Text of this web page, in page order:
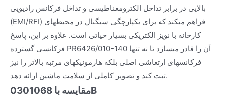
بالایی در برابر تداخل الکترومغناطیسی و تداخل فرکانس رادیویی
(EMI/RFI) فراهم میکند که برای یکپارچگی سیگنال در محیطهای
کارخانه با نویز الکتریکی بسیار حیاتی است. علاوه بر این، پاسخ
فرکانسی گسترده PR6426/010-140 آن را قادر میسازد تا نه تنها
فرکانسهای ارتعاشی اصلی بلکه هارمونیکهای مرتبه بالاتر را نیز
ثبت کند و تصویر کاملی از سلامت ماشین ارائه دهد.
مقایسه با 0301068B